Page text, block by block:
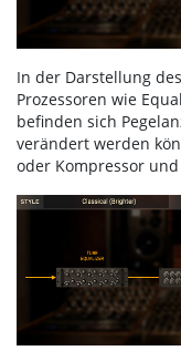
In der Darstellung
Prozessoren wie
befinden sich
verändert werden
oder Kompressor